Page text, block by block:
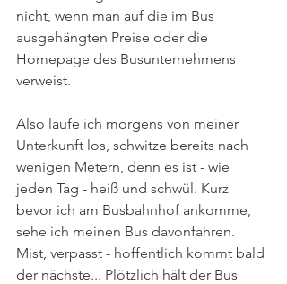
nicht, wenn man auf die im Bus
ausgehängten Preise oder die
Homepage des Busunternehmens
verweist.
Also laufe ich morgens von meiner
Unterkunft los, schwitze bereits nach
wenigen Metern, denn es ist - wie
jeden Tag - heiß und schwül. Kurz
bevor ich am Busbahnhof ankomme,
sehe ich meinen Bus davonfahren.
Mist, verpasst - hoffentlich kommt bald
der nächste... Plötzlich hält der Bus